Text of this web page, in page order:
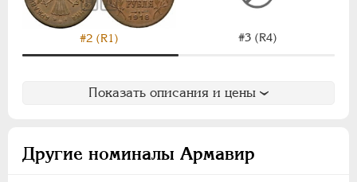
#2 (R1) #3 (R4)
Показать описания и цены
Другие номиналы Армавир